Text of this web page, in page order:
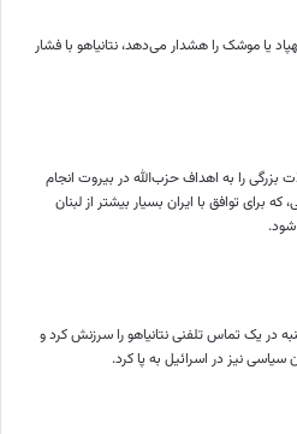
یا موشک را هشدار می‌دهد، نتانیاهو با فشار
را به اهداف حزب‌الله در بیروت انجام
برای توافق با ایران بسیار بیشتر از لبنان
در یک تماس تلفنی نتانیاهو را سرزنش کرد و
نیز در اسرائیل به پا کرد.